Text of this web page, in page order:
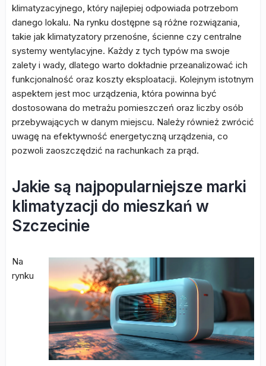
klimatyzacyjnego, który najlepiej odpowiada potrzebom
danego lokalu. Na rynku dostępne są różne rozwiązania,
takie jak klimatyzatory przenośne, ścienne czy centralne
systemy wentylacyjne. Każdy z tych typów ma swoje
zalety i wady, dlatego warto dokładnie przeanalizować ich
funkcjonalność oraz koszty eksploatacji. Kolejnym istotnym
aspektem jest moc urządzenia, która powinna być
dostosowana do metrażu pomieszczeń oraz liczby osób
przebywających w danym miejscu. Należy również zwrócić
uwagę na efektywność energetyczną urządzenia, co
pozwoli zaoszczędzić na rachunkach za prąd.
Jakie są najpopularniejsze marki
klimatyzacji do mieszkań w
Szczecinie
Na
rynku